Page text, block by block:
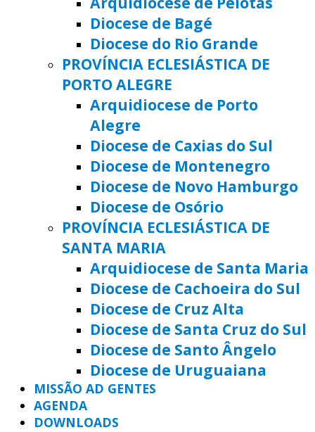
Diocese de Bagé
Diocese do Rio Grande
PROVÍNCIA ECLESIÁSTICA DE
PORTO ALEGRE
Arquidiocese de Porto
Alegre
Diocese de Caxias do Sul
Diocese de Montenegro
Diocese de Novo Hamburgo
Diocese de Osório
PROVÍNCIA ECLESIÁSTICA DE
SANTA MARIA
Arquidiocese de Santa Maria
Diocese de Cachoeira do Sul
Diocese de Cruz Alta
Diocese de Santa Cruz do Sul
Diocese de Santo Ângelo
Diocese de Uruguaiana
MISSÃO AD GENTES
AGENDA
DOWNLOADS